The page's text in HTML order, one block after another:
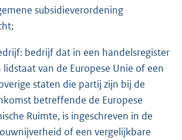
subsidieverordening
bedrijf dat in een handelsregister
lidstaat van de Europese Unie of een
staten die partij zijn bij de
betreffende de Europese
Ruimte, is ingeschreven in de
of een vergelijkbare